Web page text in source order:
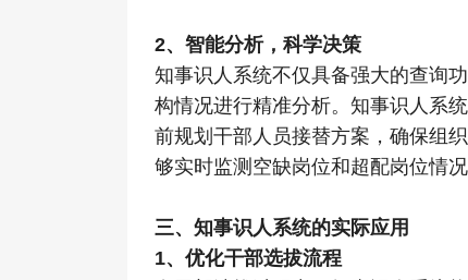
2、智能分析，科学决策
知事识人系统不仅具备强大的查询
构情况进行精准分析。知事识人系
前规划干部人员接替方案，确保组
够实时监测空缺岗位和超配岗位情
三、知事识人系统的实际应用
1、优化干部选拔流程